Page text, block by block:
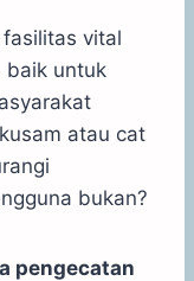
vital
baik untuk
atau cat
bukan?
pengecatan